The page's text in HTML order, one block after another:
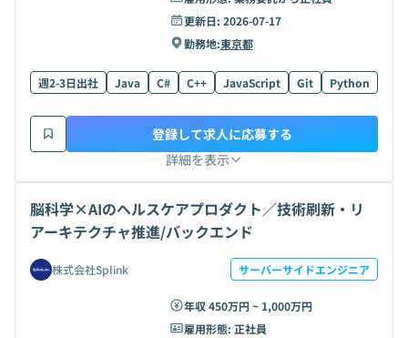
更新日: 2026-07-17
勤務地:東京都
週2-3日出社 Java C# C++ JavaScript Git Python
詳細を表示
登録して求人に応募する
脳科学×AIのヘルスケアプロダクト／技術刷新・リ
アーキテクチャ推進/バックエンド
株式会社Splink サーバーサイドエンジニア
年収 450万円 ~ 1,000万円
雇用形態: 正社員